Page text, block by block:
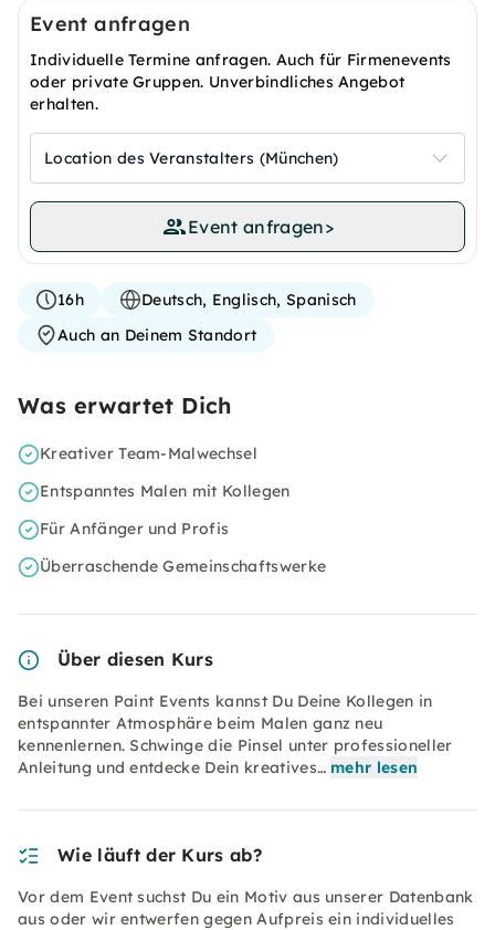
Event anfragen
Individuelle Termine anfragen. Auch für Firmenevents
oder private Gruppen. Unverbindliches Angebot
erhalten.
Location des Veranstalters (München)
Event anfragen>
16h
Deutsch, Englisch, Spanisch
Auch an Deinem Standort
Was erwartet Dich
Kreativer Team-Malwechsel
Entspanntes Malen mit Kollegen
Für Anfänger und Profis
Überraschende Gemeinschaftswerke
Über diesen Kurs
Bei unseren Paint Events kannst Du Deine Kollegen in
entspannter Atmosphäre beim Malen ganz neu
kennenlernen. Schwinge die Pinsel unter professioneller
Anleitung und entdecke Dein kreatives… mehr lesen
Wie läuft der Kurs ab?
Vor dem Event suchst Du ein Motiv aus unserer Datenbank
aus oder wir entwerfen gegen Aufpreis ein individuelles